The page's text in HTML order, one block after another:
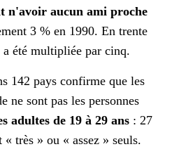
n'avoir aucun ami proche
3 % en 1990. En trente
été multipliée par cinq.
142 pays confirme que les
ne sont pas les personnes
adultes de 19 à 29 ans : 27
très » ou « assez » seuls.